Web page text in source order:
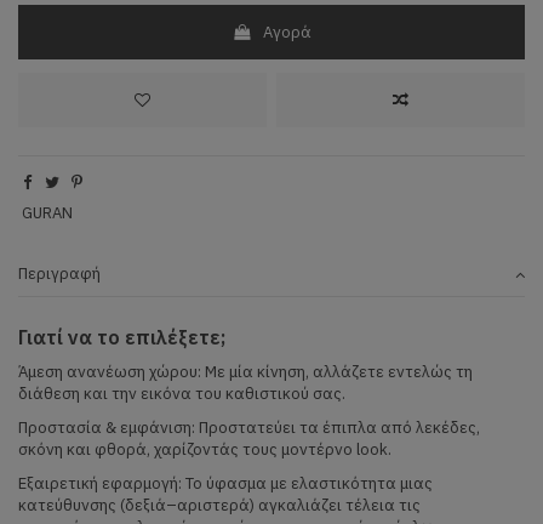
Αγορά
GURAN
Περιγραφή
Γιατί να το επιλέξετε;
Άμεση ανανέωση χώρου: Με μία κίνηση, αλλάζετε εντελώς τη
διάθεση και την εικόνα του καθιστικού σας.
Προστασία & εμφάνιση: Προστατεύει τα έπιπλα από λεκέδες,
σκόνη και φθορά, χαρίζοντάς τους μοντέρνο look.
Εξαιρετική εφαρμογή: Το ύφασμα με ελαστικότητα μιας
κατεύθυνσης (δεξιά–αριστερά) αγκαλιάζει τέλεια τις